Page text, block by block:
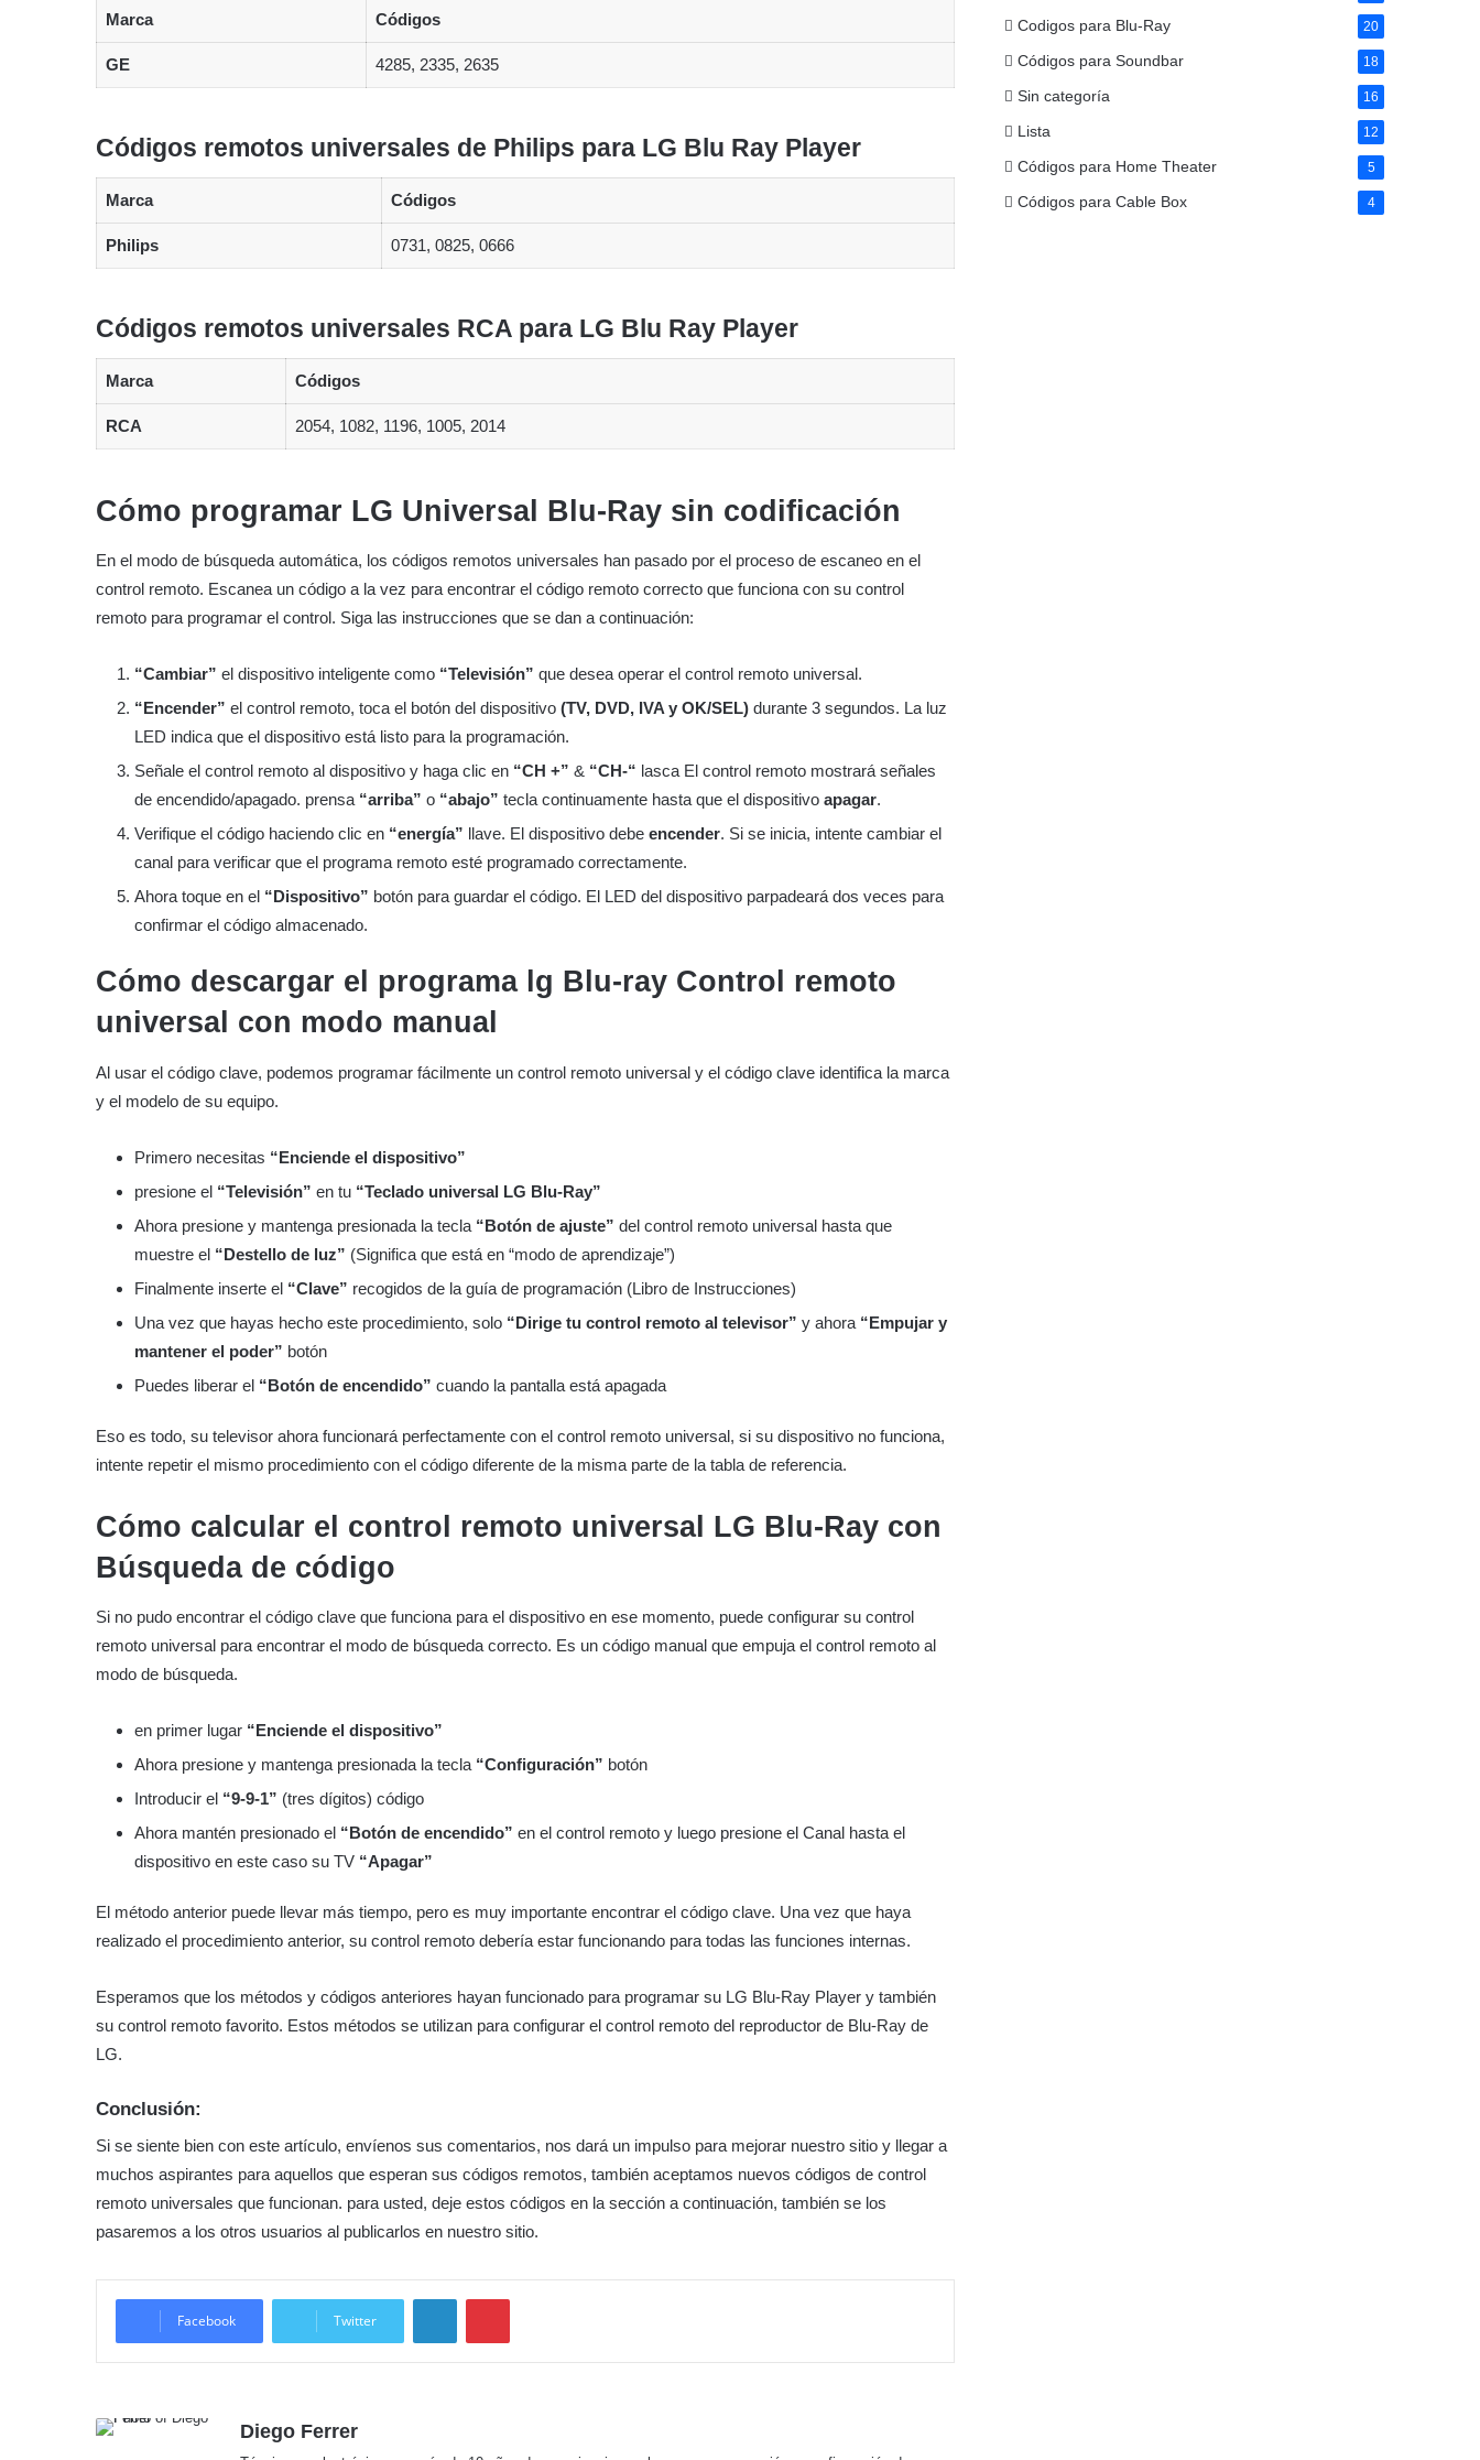
Marca Códigos
GE 4285, 2335, 2635
Códigos remotos universales de Philips para LG Blu Ray Player
Marca Códigos
Philips 0731, 0825, 0666
Códigos remotos universales RCA para LG Blu Ray Player
Marca Códigos
RCA 2054, 1082, 1196, 1005, 2014
Cómo programar LG Universal Blu-Ray sin codificación
En el modo de búsqueda automática, los códigos remotos universales han pasado por el proceso de escaneo en el
control remoto. Escanea un código a la vez para encontrar el código remoto correcto que funciona con su control
remoto para programar el control. Siga las instrucciones que se dan a continuación:
“Cambiar” el dispositivo inteligente como “Televisión” que desea operar el control remoto universal.
“Encender” el control remoto, toca el botón del dispositivo (TV, DVD, IVA y OK/SEL) durante 3 segundos. La luz
LED indica que el dispositivo está listo para la programación.
Señale el control remoto al dispositivo y haga clic en “CH +” & “CH-“ lasca El control remoto mostrará señales
de encendido/apagado. prensa “arriba” o “abajo” tecla continuamente hasta que el dispositivo apagar.
Verifique el código haciendo clic en “energía” llave. El dispositivo debe encender. Si se inicia, intente cambiar el
canal para verificar que el programa remoto esté programado correctamente.
Ahora toque en el “Dispositivo” botón para guardar el código. El LED del dispositivo parpadeará dos veces para
confirmar el código almacenado.
Cómo descargar el programa lg Blu-ray Control remoto
universal con modo manual
Al usar el código clave, podemos programar fácilmente un control remoto universal y el código clave identifica la marca
y el modelo de su equipo.
Primero necesitas “Enciende el dispositivo”
presione el “Televisión” en tu “Teclado universal LG Blu-Ray”
Ahora presione y mantenga presionada la tecla “Botón de ajuste” del control remoto universal hasta que
muestre el “Destello de luz” (Significa que está en “modo de aprendizaje”)
Finalmente inserte el “Clave” recogidos de la guía de programación (Libro de Instrucciones)
Una vez que hayas hecho este procedimiento, solo “Dirige tu control remoto al televisor” y ahora “Empujar y
mantener el poder” botón
Puedes liberar el “Botón de encendido” cuando la pantalla está apagada
Eso es todo, su televisor ahora funcionará perfectamente con el control remoto universal, si su dispositivo no funciona,
intente repetir el mismo procedimiento con el código diferente de la misma parte de la tabla de referencia.
Cómo calcular el control remoto universal LG Blu-Ray con
Búsqueda de código
Si no pudo encontrar el código clave que funciona para el dispositivo en ese momento, puede configurar su control
remoto universal para encontrar el modo de búsqueda correcto. Es un código manual que empuja el control remoto al
modo de búsqueda.
en primer lugar “Enciende el dispositivo”
Ahora presione y mantenga presionada la tecla “Configuración” botón
Introducir el “9-9-1” (tres dígitos) código
Ahora mantén presionado el “Botón de encendido” en el control remoto y luego presione el Canal hasta el
dispositivo en este caso su TV “Apagar”
El método anterior puede llevar más tiempo, pero es muy importante encontrar el código clave. Una vez que haya
realizado el procedimiento anterior, su control remoto debería estar funcionando para todas las funciones internas.
Esperamos que los métodos y códigos anteriores hayan funcionado para programar su LG Blu-Ray Player y también
su control remoto favorito. Estos métodos se utilizan para configurar el control remoto del reproductor de Blu-Ray de
LG.
Conclusión:
Si se siente bien con este artículo, envíenos sus comentarios, nos dará un impulso para mejorar nuestro sitio y llegar a
muchos aspirantes para aquellos que esperan sus códigos remotos, también aceptamos nuevos códigos de control
remoto universales que funcionan. para usted, deje estos códigos en la sección a continuación, también se los
pasaremos a los otros usuarios al publicarlos en nuestro sitio.
Facebook Twitter
LinkedInPinterest
Diego Ferrer
Codigos para Blu-Ray 20
Códigos para Soundbar 18
Sin categoría 16
Lista 12
Códigos para Home Theater 5
Códigos para Cable Box 4